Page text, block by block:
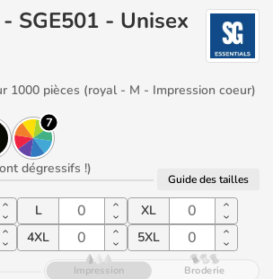
1000 pièces (royal - M - Impression coeur)
7
dégressifs !)
Guide des tailles
L
XL
4XL 5XL
Impression Broderie